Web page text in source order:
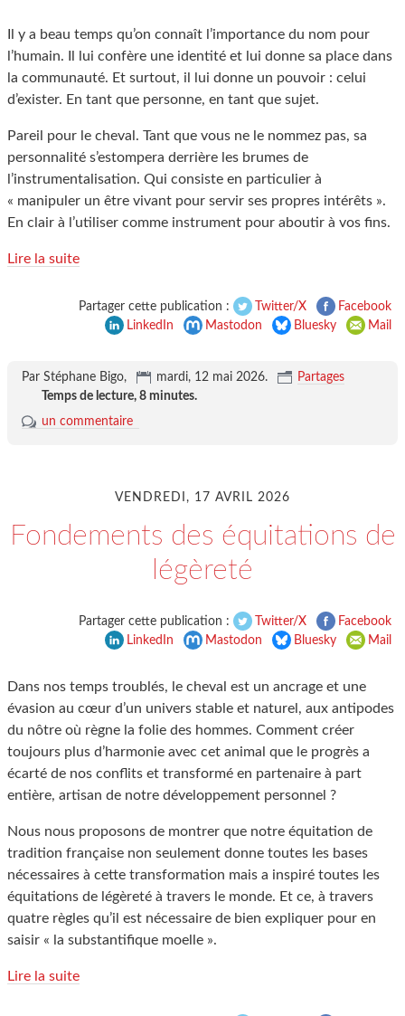
Il y a beau temps qu’on connaît l’importance du nom pour
l’humain. Il lui confère une identité et lui donne sa place dans
la communauté. Et surtout, il lui donne un pouvoir : celui
d’exister. En tant que personne, en tant que sujet.
Pareil pour le cheval. Tant que vous ne le nommez pas, sa
personnalité s’estompera derrière les brumes de
l’instrumentalisation. Qui consiste en particulier à
« manipuler un être vivant pour servir ses propres intérêts ».
En clair à l’utiliser comme instrument pour aboutir à vos fins.
Lire la suite
Partager cette publication : Twitter/X
Facebook
LinkedIn
Mastodon Bluesky Mail
Par Stéphane Bigo, mardi, 12 mai 2026.
Partages
Temps de lecture, 8 minutes.
un commentaire
VENDREDI, 17 AVRIL 2026
Fondements des équitations de
légèreté
Partager cette publication : Twitter/X
Facebook
LinkedIn
Mastodon Bluesky Mail
Dans nos temps troublés, le cheval est un ancrage et une
évasion au cœur d’un univers stable et naturel, aux antipodes
du nôtre où règne la folie des hommes. Comment créer
toujours plus d’harmonie avec cet animal que le progrès a
écarté de nos conflits et transformé en partenaire à part
entière, artisan de notre développement personnel ?
Nous nous proposons de montrer que notre équitation de
tradition française non seulement donne toutes les bases
nécessaires à cette transformation mais a inspiré toutes les
équitations de légèreté à travers le monde. Et ce, à travers
quatre règles qu’il est nécessaire de bien expliquer pour en
saisir « la substantifique moelle ».
Lire la suite